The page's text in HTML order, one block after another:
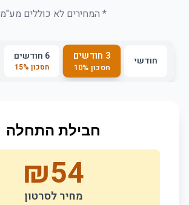
* המחירים לא כוללים מע"מ
חודשי 3 חודשים
חסכון 10%
6 חודשים
חסכון 15%
חבילת התחלה
₪54
מחיר לסרטון